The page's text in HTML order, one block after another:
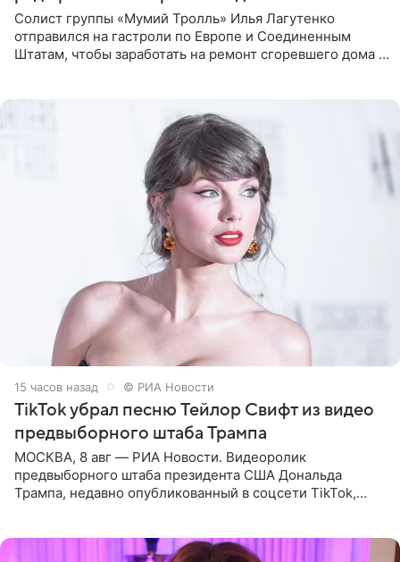
Солист группы «Мумий Тролль» Илья Лагутенко
отправился на гастроли по Европе и Соединенным
Штатам, чтобы заработать на ремонт сгоревшего дома в
15 часов назад © РИА Новости
TikTok убрал песню Тейлор Свифт из видео
предвыборного штаба Трампа
МОСКВА, 8 авг — РИА Новости. Видеоролик
предвыборного штаба президента США Дональда
Трампа, недавно опубликованный в соцсети TikTok,